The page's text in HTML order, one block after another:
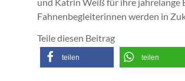
Fahnenbegleiterinnen werden in
Teile diesen Beitrag
teilen teilen